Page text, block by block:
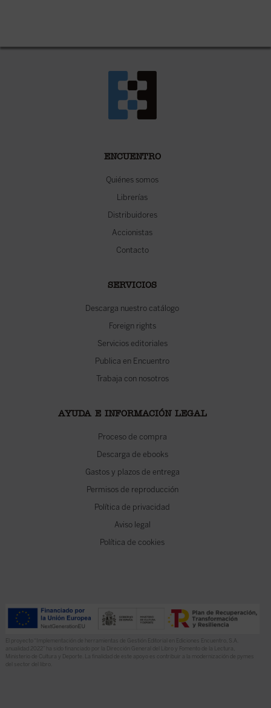
ENCUENTRO
Quiénes somos
Librerías
Distribuidores
Accionistas
Contacto
SERVICIOS
Descarga nuestro catálogo
Foreign rights
Servicios editoriales
Publica en Encuentro
Trabaja con nosotros
AYUDA E INFORMACIÓN LEGAL
Proceso de compra
Descarga de ebooks
Gastos y plazos de entrega
Permisos de reproducción
Política de privacidad
Aviso legal
Política de cookies
El proyecto “Implementación de herramientas de Gestión Editorial en Ediciones Encuentro, S.A.
anualidad 2022” ha sido financiado por la Dirección General del Libro y Fomento de la Lectura,
Ministerio de Cultura y Deporte. La finalidad de este apoyo es contribuir a la modernización de pymes
del sector del libro.